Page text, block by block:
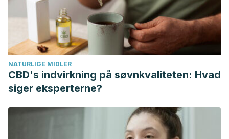
0003.pdf
Regular exercise, anxiety, depression and personality: A
population-based study.Department of Biological
Psychology, Vrije Universiteit, Amsterdam, The
Netherlands. Volume 42, Issue 4, (2006), Pages 273-279.
https://www.sciencedirect.com/science/article/pii/
A systematic review of randomised control trials on the
effects of yoga on stress measures and mood. Michaela
C.Pascoea, . Institute of Neuroscience and Physiology,
NATURLIGE MIDLER
CBD's indvirkning på søvnkvaliteten: Hvad
siger eksperterne?